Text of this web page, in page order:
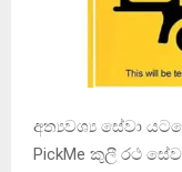
අත්‍යවශ්‍ය සේවා
PickMe කුලී රථ